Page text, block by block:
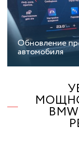
Обновление
автомобиля